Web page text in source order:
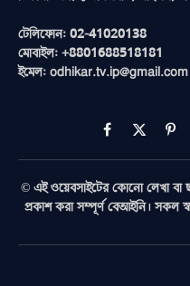
টেলিফোন: 02-41020138
মোবাইল: +8801688518181
ইমেল: odhikar.tv.ip@gmail.com
Facebook
X
(Twitter)
© এই ওয়েবসাইটের কোনো লেখা বা
প্রকাশ করা সম্পূর্ণ বেআইনি। সকল